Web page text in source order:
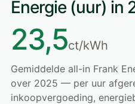
Energie (uur) in
23,5ct/kWh
Gemiddelde all-in Frank
over 2025 — per uur
inkoopvergoeding,